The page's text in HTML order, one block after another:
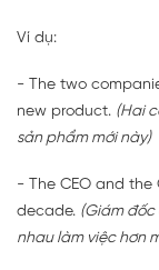
Ví dụ:
- The two
new product. (Hai
sản phẩm mới này)
- The CEO and the
decade. (Giám
nhau làm việc hơn